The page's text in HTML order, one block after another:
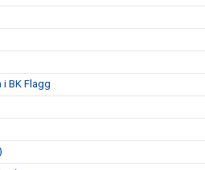
i BK Flagg